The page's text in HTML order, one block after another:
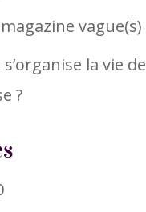
vague(s)
la vie de
?